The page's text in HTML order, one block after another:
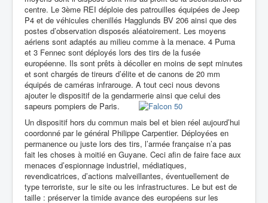
centre. Le 3ème REI déploie des patrouilles équipées de Jeep
P4 et de véhicules chenillés Hagglunds BV 206 ainsi que des
postes d’observation disposés aléatoirement. Les moyens
aériens sont adaptés au milieu comme à la menace. 4 Puma
et 3 Fennec sont déployés lors des tirs de la fusée
européenne. Ils sont prêts à décoller en moins de sept minutes
et sont chargés de tireurs d’élite et de canons de 20 mm
équipés de caméras infrarouge. A tout ceci nous devons
ajouter le dispositif de la gendarmerie ainsi que celui des
sapeurs pompiers de Paris.
Un dispositif hors du commun mais bel et bien réel aujourd’hui
coordonné par le général Philippe Carpentier. Déployées en
permanence ou juste lors des tirs, l’armée française n’a pas
fait les choses à moitié en Guyane. Ceci afin de faire face aux
menaces d’espionnage industriel, médiatiques,
revendicatrices, d’actions malveillantes, éventuellement de
type terroriste, sur le site ou les infrastructures. Le but est de
taille : préserver la timide avance des européens sur les